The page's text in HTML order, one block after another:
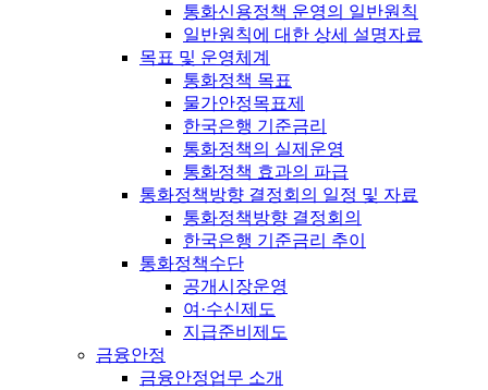
통화신용정책 운영의 일반원칙
일반원칙에 대한 상세 설명자료
목표 및 운영체계
통화정책 목표
물가안정목표제
한국은행 기준금리
통화정책의 실제운영
통화정책 효과의 파급
통화정책방향 결정회의 일정 및 자료
통화정책방향 결정회의
한국은행 기준금리 추이
통화정책수단
공개시장운영
여·수신제도
지급준비제도
금융안정
금융안정업무 소개